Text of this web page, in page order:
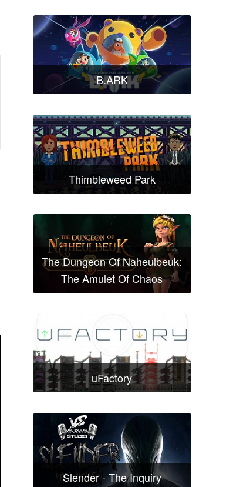
B.ARK
Thimbleweed Park
The Dungeon Of Naheulbeuk:
The Amulet Of Chaos
uFactory
Slender - The Inquiry